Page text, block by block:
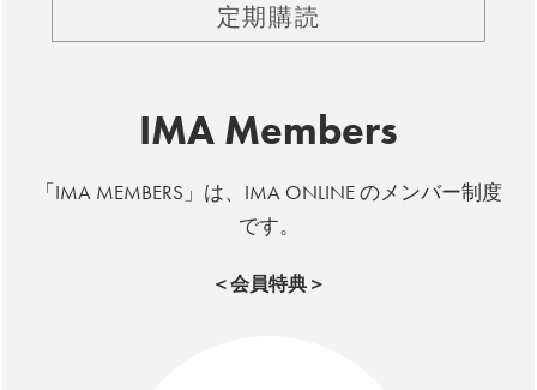
定期購読
IMA Members
「IMA MEMBERS」は、IMA ONLINE のメンバー制度
です。
＜会員特典＞